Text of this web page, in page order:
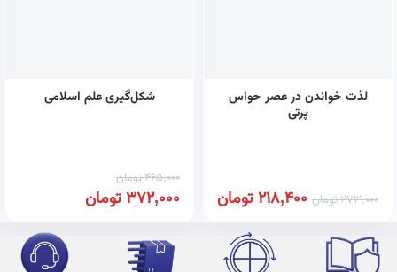
لذت خواندن در عصر حواس
پرتی
273,000تومان 218,400تومان
شکل‌گیری علم اسلامی
465,000تومان
372,000تومان